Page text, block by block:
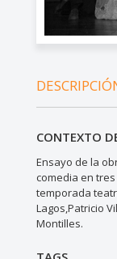
CONTEXTO
Ensayo de la
comedia en
temporada
Lagos,Patricio
Montilles.